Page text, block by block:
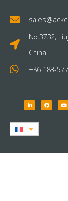
No.3732,
China
+86 183-